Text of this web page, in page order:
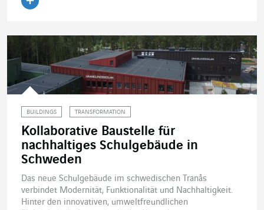
BUILDINGS TRANSFORMATION
Kollaborative Baustelle für
nachhaltiges Schulgebäude in
Schweden
Das neue Schulgebäude im schwedischen Tranås
verbindet Modernität, Funktionalität und Nachhaltigkeit.
Hinter den innovativen, umweltfreundlichen